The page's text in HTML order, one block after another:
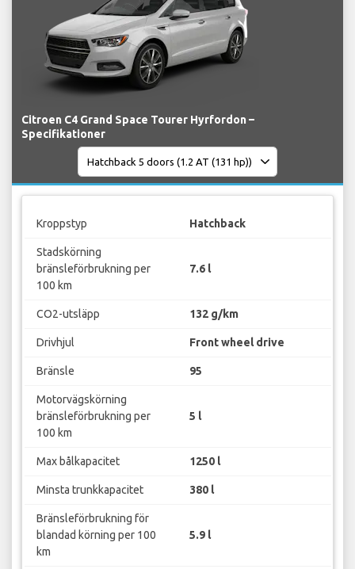
Citroen C4 Grand Space Tourer Hyrfordon –
Specifikationer
Kroppstyp Hatchback
Stadskörning
bränsleförbrukning per
100 km
7.6 l
CO2-utsläpp 132 g/km
Drivhjul Front wheel drive
Bränsle 95
Motorvägskörning
bränsleförbrukning per
100 km
5 l
Max bålkapacitet 1250 l
Minsta trunkkapacitet 380 l
Bränsleförbrukning för
blandad körning per 100
km
5.9 l